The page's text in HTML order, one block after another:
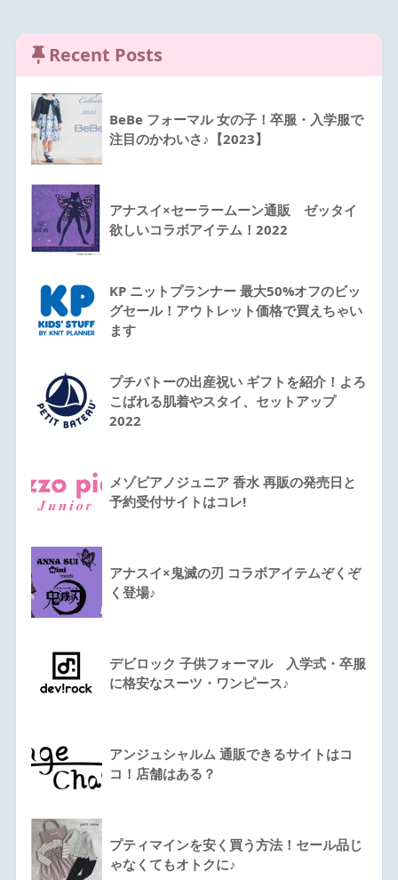
Recent Posts
BeBe フォーマル 女の子！卒服・入学服で
注目のかわいさ♪【2023】
アナスイ×セーラームーン通販 ゼッタイ
欲しいコラボアイテム！2022
KP ニットプランナー 最大50%オフのビッ
グセール！アウトレット価格で買えちゃい
ます
プチバトーの出産祝い ギフトを紹介！よろ
こばれる肌着やスタイ、セットアップ
2022
メゾピアノジュニア 香水 再販の発売日と
予約受付サイトはコレ!
アナスイ×鬼滅の刃 コラボアイテムぞくぞ
く登場♪
デビロック 子供フォーマル 入学式・卒服
に格安なスーツ・ワンピース♪
アンジュシャルム 通販できるサイトはコ
コ！店舗はある？
プティマインを安く買う方法！セール品じ
ゃなくてもオトクに♪